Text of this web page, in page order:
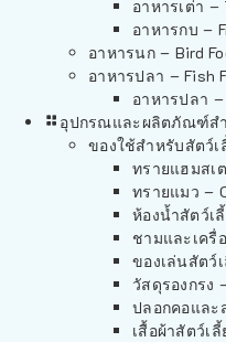
อาหารเต่า
อาหารกบ –
อาหารนก – Bird
อาหารปลา – Fish
อาหารปลา
อุปกรณและผลิตภัณฑ์สำ
ของใช้สำหรับสัตว์เ
ทรายแฮมสเ
ทรายแมว –
ห้องน้ำสัตว์เ
ชามและเครื่
ของเล่นสัตว์
วัสดุรองกรง
ปลอกคอและ
เสื้อผ้าสัตว์เ